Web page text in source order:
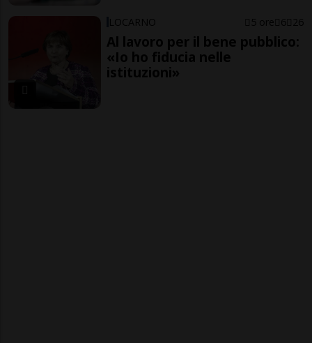
LOCARNO 5 ore 6 26
Al lavoro per il bene pubblico:
«Io ho fiducia nelle
istituzioni»